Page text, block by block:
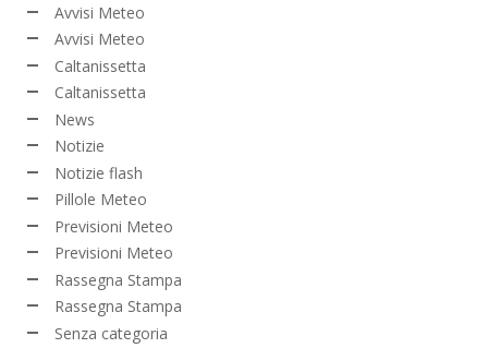
Avvisi Meteo
Avvisi Meteo
Caltanissetta
Caltanissetta
News
Notizie
Notizie flash
Pillole Meteo
Previsioni Meteo
Previsioni Meteo
Rassegna Stampa
Rassegna Stampa
Senza categoria